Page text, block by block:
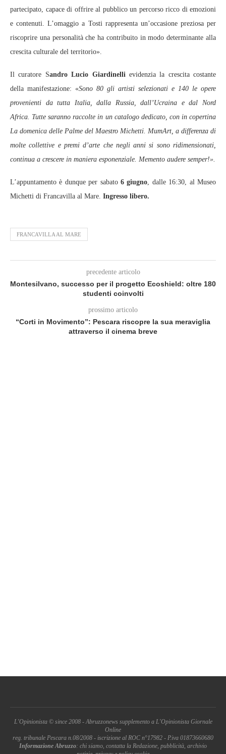
partecipato, capace di offrire al pubblico un percorso ricco di emozioni
e contenuti. L’omaggio a Tosti rappresenta un’occasione preziosa per
riscoprire una personalità che ha contribuito in modo determinante alla
crescita culturale del territorio».
Il curatore Sandro Lucio Giardinellievidenzia la crescita costante
della manifestazione: «Sono 80 gli artisti selezionati e 140 le opere
provenienti da tutta Italia, dalla Russia, dall’Ucraina e dal Nord
Africa. Tutte saranno raccolte in un catalogo dedicato, con in copertina
La domenica delle Palme del Maestro Michetti. MumArt, a differenza di
molte collettive e premi d’arte che negli anni si sono ridimensionati,
continua a crescere in maniera esponenziale. Memento audere semper!».
L’appuntamento è dunque per sabato 6 giugno, dalle 16:30, al Museo
Michetti di Francavilla al Mare. Ingresso libero.
FRANCAVILLA AL MARE
precedente articolo
Montesilvano, successo per il progetto Ecoshield: oltre 180
studenti coinvolti
prossimo articolo
“Corti in Movimento”: Pescara riscopre la sua meraviglia
attraverso il cinema breve
L'Opinionista © since 2008 - Abruzzonews supplemento a L'Opinionista Giornale
Online
reg. tribunale Pescara n.08/2008 - iscrizione al ROC n°17982 - P.iva 01873660680
Informazione Abruzzo: chi siamo, contatta la Redazione, pubblicità, archivio